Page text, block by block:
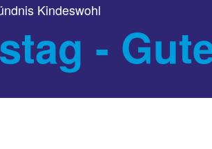
Kindeswohl
-